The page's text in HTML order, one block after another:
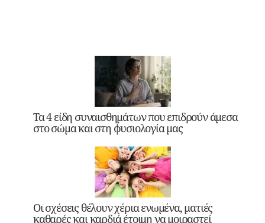
Τα 4 είδη συναισθημάτων που επιδρούν άμεσα
στο σώμα και στη φυσιολογία μας
Οι σχέσεις θέλουν χέρια ενωμένα, ματιές
καθαρές και καρδιά έτοιμη να μοιραστεί